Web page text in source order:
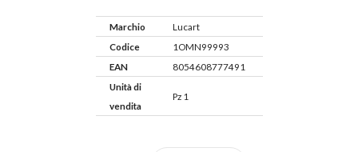
Marchio
Lucart
Codice
1OMN99993
EAN
8054608777491
Unità di
vendita
Pz 1